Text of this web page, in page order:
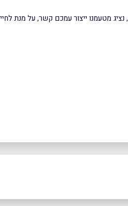
מטעמנו ייצור עמכם קשר, על מנת